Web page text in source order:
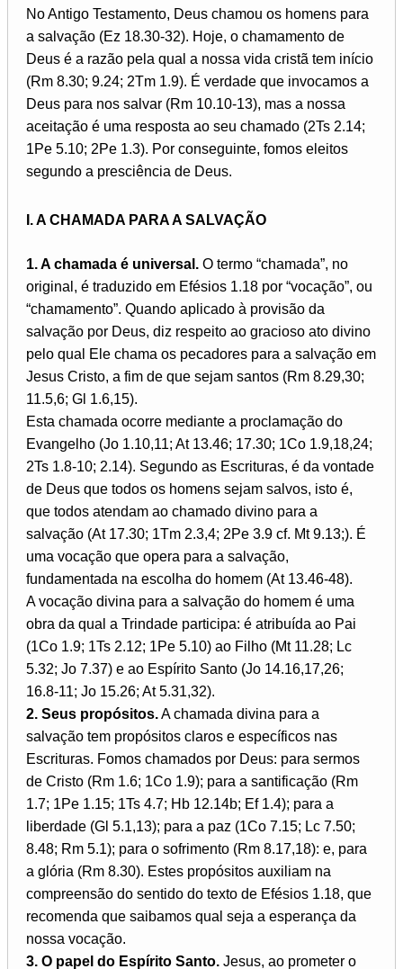
No Antigo Testamento, Deus chamou os homens para
a salvação (Ez 18.30-32). Hoje, o chamamento de
Deus é a razão pela qual a nossa vida cristã tem início
(Rm 8.30; 9.24; 2Tm 1.9). É verdade que invocamos a
Deus para nos salvar (Rm 10.10-13), mas a nossa
aceitação é uma resposta ao seu chamado (2Ts 2.14;
1Pe 5.10; 2Pe 1.3). Por conseguinte, fomos eleitos
segundo a presciência de Deus.
I. A CHAMADA PARA A SALVAÇÃO
1. A chamada é universal. O termo “chamada”, no
original, é traduzido em Efésios 1.18 por “vocação”, ou
“chamamento”. Quando aplicado à provisão da
salvação por Deus, diz respeito ao gracioso ato divino
pelo qual Ele chama os pecadores para a salvação em
Jesus Cristo, a fim de que sejam santos (Rm 8.29,30;
11.5,6; Gl 1.6,15).
Esta chamada ocorre mediante a proclamação do
Evangelho (Jo 1.10,11; At 13.46; 17.30; 1Co 1.9,18,24;
2Ts 1.8-10; 2.14). Segundo as Escrituras, é da vontade
de Deus que todos os homens sejam salvos, isto é,
que todos atendam ao chamado divino para a
salvação (At 17.30; 1Tm 2.3,4; 2Pe 3.9 cf. Mt 9.13;). É
uma vocação que opera para a salvação,
fundamentada na escolha do homem (At 13.46-48).
A vocação divina para a salvação do homem é uma
obra da qual a Trindade participa: é atribuída ao Pai
(1Co 1.9; 1Ts 2.12; 1Pe 5.10) ao Filho (Mt 11.28; Lc
5.32; Jo 7.37) e ao Espírito Santo (Jo 14.16,17,26;
16.8-11; Jo 15.26; At 5.31,32).
2. Seus propósitos.A chamada divina para a
salvação tem propósitos claros e específicos nas
Escrituras. Fomos chamados por Deus: para sermos
de Cristo (Rm 1.6; 1Co 1.9); para a santificação (Rm
1.7; 1Pe 1.15; 1Ts 4.7; Hb 12.14b; Ef 1.4); para a
liberdade (Gl 5.1,13); para a paz (1Co 7.15; Lc 7.50;
8.48; Rm 5.1); para o sofrimento (Rm 8.17,18): e, para
a glória (Rm 8.30). Estes propósitos auxiliam na
compreensão do sentido do texto de Efésios 1.18, que
recomenda que saibamos qual seja a esperança da
nossa vocação.
3. O papel do Espírito Santo. Jesus, ao prometer o